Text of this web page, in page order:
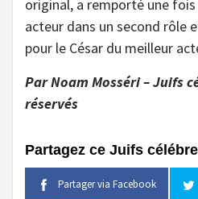
original, a remporté une
acteur dans un second rôle
pour le César du meilleur
Par Noam Mosséri – Juifs
réservés
Partagez ce Juifs célébre
Partager via Facebook